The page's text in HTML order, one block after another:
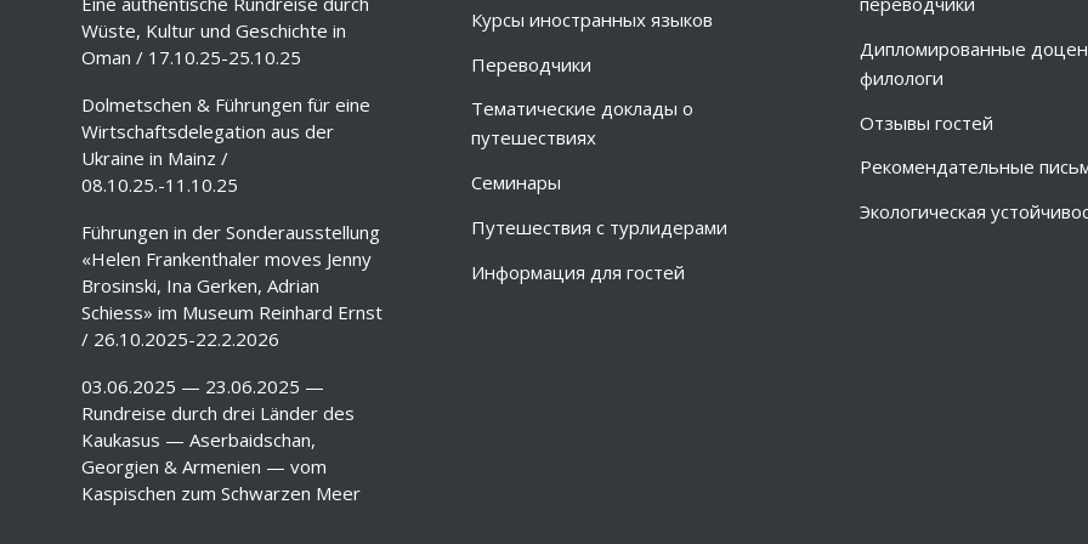
Wüste, Kultur und Geschichte in
Oman / 17.10.25-25.10.25
Dolmetschen & Führungen für eine
Wirtschaftsdelegation aus der
Ukraine in Mainz /
08.10.25.-11.10.25
Führungen in der Sonderausstellung
«Helen Frankenthaler moves Jenny
Brosinski, Ina Gerken, Adrian
Schiess» im Museum Reinhard Ernst
/ 26.10.2025-22.2.2026
03.06.2025 — 23.06.2025 —
Rundreise durch drei Länder des
Kaukasus — Aserbaidschan,
Georgien & Armenien — vom
Kaspischen zum Schwarzen Meer
Курсы иностранных языков
Переводчики
Тематические доклады о
путешествиях
Семинары
Путешествия с турлидерами
Информация для гостей
Дипломированные
филологи
Отзывы гостей
Рекомендательные
Экологическая